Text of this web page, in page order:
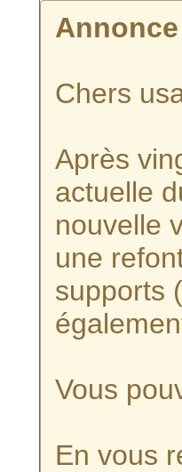
Annonce
Chers
Après
actuelle
nouvelle
une
supports
Vous
En vous